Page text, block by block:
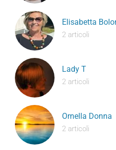
Elisabetta
2 articoli
Lady T
2 articoli
Ornella Donna
2 articoli